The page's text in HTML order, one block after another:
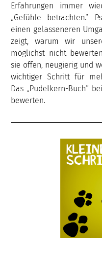
Erfahrungen immer
„Gefühle betrachten.“
einen gelasseneren
zeigt, warum wir
möglichst nicht
sie offen, neugierig und
wichtiger Schritt für
Das „Pudelkern-Buch“
bewerten.